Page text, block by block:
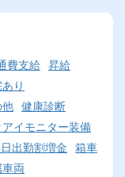
費支給 昇給
り
他 健康診断
イモニター装備
出勤割増金 箱車
両